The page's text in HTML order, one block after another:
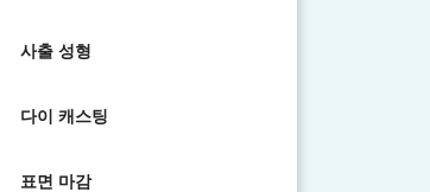
사출 성형
다이 캐스팅
표면 마감